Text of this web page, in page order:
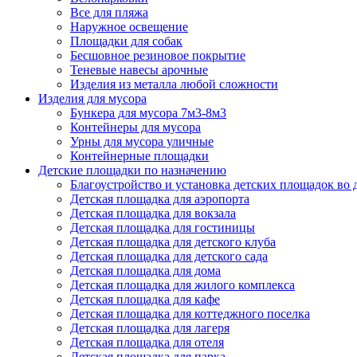
Все для пляжа
Наружное освещение
Площадки для собак
Бесшовное резиновое покрытие
Теневые навесы арочные
Изделия из металла любой сложности
Изделия для мусора
Бункера для мусора 7м3-8м3
Контейнеры для мусора
Урны для мусора уличные
Контейнерные площадки
Детские площадки по назначению
Благоустройство и установка детских площадок
Детская площадка для аэропорта
Детская площадка для вокзала
Детская площадка для гостиницы
Детская площадка для детского клуба
Детская площадка для детского сада
Детская площадка для дома
Детская площадка для жилого комплекса
Детская площадка для кафе
Детская площадка для коттеджного поселка
Детская площадка для лагеря
Детская площадка для отеля